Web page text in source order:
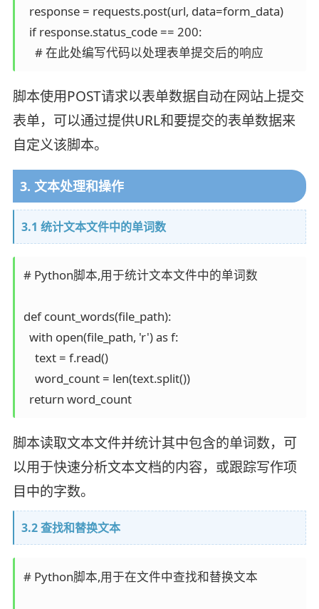
  response = requests.post(url, data=form_data)
  if response.status_code == 200:
脚本使用POST请求以表单数据自动在网站上提交
表单，可以通过提供URL和要提交的表单数据来
自定义该脚本。
3. 文本处理和操作
3.1 统计文本文件中的单词数
# Python脚本,用于统计文本文件中的单词数
def count_words(file_path):
  with open(file_path, 'r') as f:
    text = f.read()
    word_count = len(text.split())
  return word_count
脚本读取文本文件并统计其中包含的单词数，可
以用于快速分析文本文档的内容，或跟踪写作项
目中的字数。
3.2 查找和替换文本
# Python脚本,用于在文件中查找和替换文本